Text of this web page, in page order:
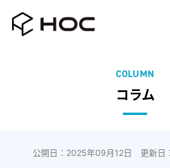
COLUMN
コラム
公開日：2025年09月12日 更新日